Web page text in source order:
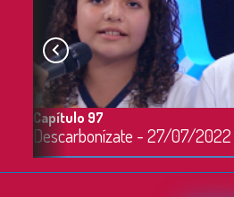
Capítulo 97
Descarbonízate - 27/07/2022